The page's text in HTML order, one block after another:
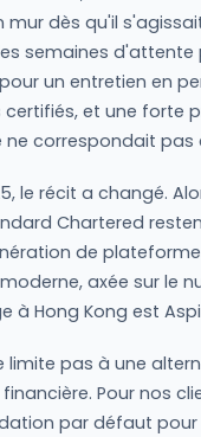
mur dès qu'il
semaines
un entretien en
et une forte
correspondait pas
le récit a changé.
Chartered
de
axée sur le
à Hong Kong est
limite pas à une
Pour nos
par défaut pour